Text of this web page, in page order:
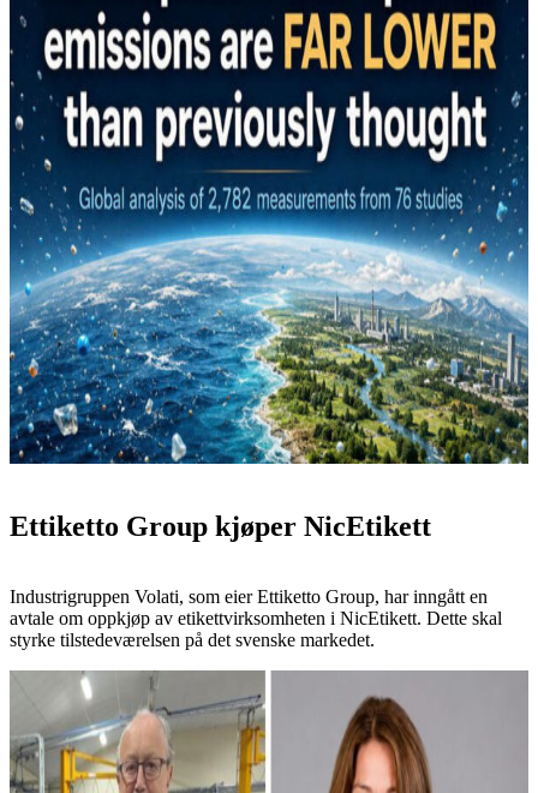
Ettiketto Group kjøper NicEtikett
Industrigruppen Volati, som eier Ettiketto Group, har inngått en
avtale om oppkjøp av etikettvirksomheten i NicEtikett. Dette skal
styrke tilstedeværelsen på det svenske markedet.